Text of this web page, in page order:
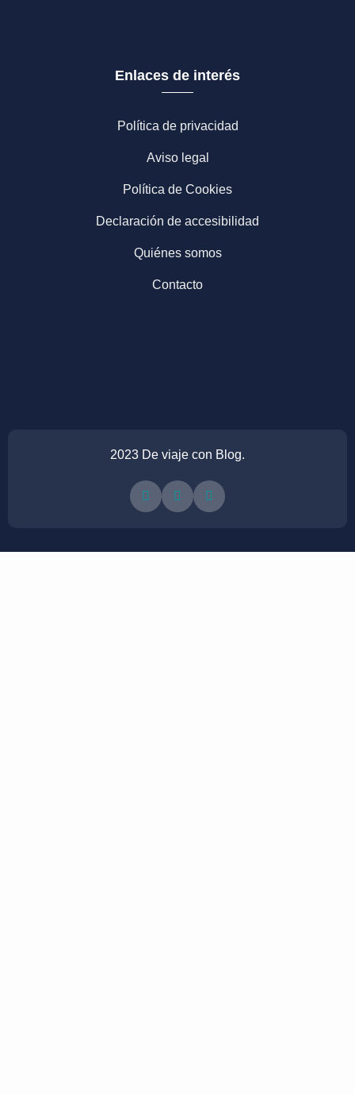
Enlaces de interés
Política de privacidad
Aviso legal
Política de Cookies
Declaración de accesibilidad
Quiénes somos
Contacto
2023 De viaje con Blog.